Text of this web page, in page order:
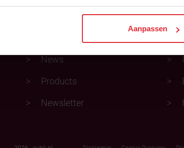
Aanpassen
Feed advice
News
Products
Newsletter